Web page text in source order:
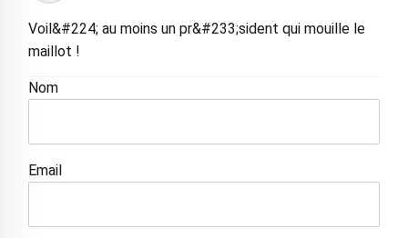
Voil&#224; au moins un pr&#233;sident qui mouille le
maillot !
Nom
Email